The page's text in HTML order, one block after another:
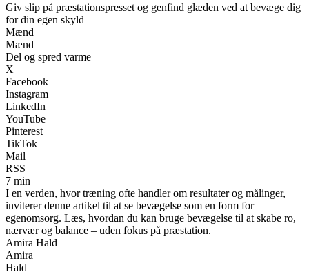
Giv slip på præstationspresset og genfind glæden ved at bevæge dig
for din egen skyld
Mænd
Mænd
Del og spred varme
X
Facebook
Instagram
LinkedIn
YouTube
Pinterest
TikTok
Mail
RSS
7 min
I en verden, hvor træning ofte handler om resultater og målinger,
inviterer denne artikel til at se bevægelse som en form for
egenomsorg. Læs, hvordan du kan bruge bevægelse til at skabe ro,
nærvær og balance – uden fokus på præstation.
Amira Hald
Amira
Hald